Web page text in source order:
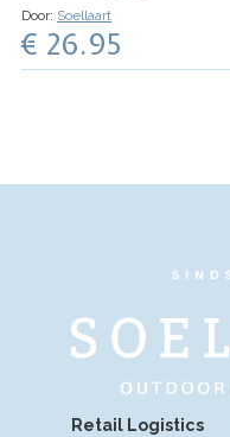
Door: Soellaart
€ 26.95
Retail Logistics